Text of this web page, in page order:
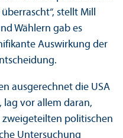
stellt Mill
Wählern gab es
Aus­wirkung der
ausgerechnet die USA
vor allem daran,
zweigeteilten politischen
Unter­suchung